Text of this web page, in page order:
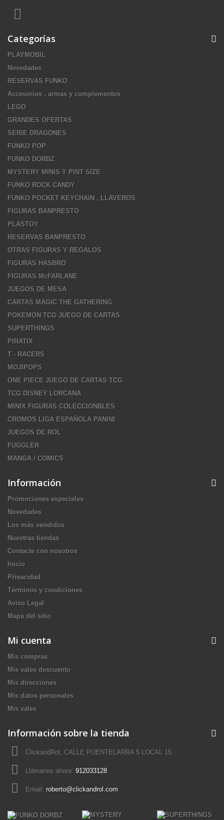
Categorías
PLAYMOBIL
Novedades
RESERVAS FUNKO
Accesorios , armas y complementos
LEGO
GRANDES OFERTAS
SERIE DRAGONES
FUNKO POP
FUNKO DORBZ
MYSTERY MINIS Y PINT SIZE
FUNKO ROCK CANDY
FUNKO POCKET KEYCHAIN , LLAVEROS
FIGURAS BANPRESTO
PLASTOY
RESERVAS BANPRESTO
OTRAS FIGURAS Y REGALOS
FIGURAS HASBRO
FIGURAS McFARLANE
JUEGOS DE MESA
CARTAS MAGIC THE GATHERING
POKEMON TCG JUEGO DE CARTAS
SUPERTHINGS
PIRATIX
T - RACERS
MOJIPOPS
ONE PIECE JUEGO DE CARTAS TCG
TCG DISNEY LORCANA
MINIX FIGURAS COLECCIONBLES
CROMOS LIGA ESPAÑOLA PANINI
JUEGOS DE ROL
FUGGLER
MANGA / COMICS
Información
Promociones especiales
Novedades
Los más vendidos
Nuestras tiendas
Contacte con nosotros
Inicio
Privacidad
Términos y condiciones
Aviso Legal
Mapa del sitio
Mi cuenta
Mis compras
Mis vales descuento
Mis direcciones
Mis datos personales
Mis vales
Información sobre la tienda
ClickandRol, CALLE PUENTELARRA 5 LOCAL 15
Llámanos ahora: 912033128
Email: roberto@clickandrol.com